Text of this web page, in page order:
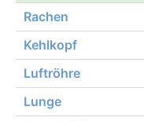
Rachen
Kehlkopf
Luftröhre
Lunge